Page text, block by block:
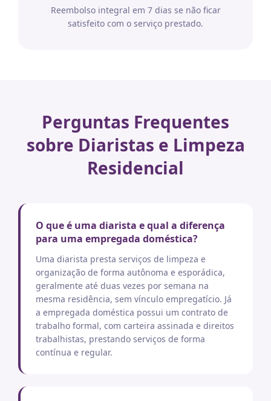
Reembolso integral em 7 dias se não ficar
satisfeito com o serviço prestado.
Perguntas Frequentes
sobre Diaristas e Limpeza
Residencial
O que é uma diarista e qual a diferença
para uma empregada doméstica?
Uma diarista presta serviços de limpeza e
organização de forma autônoma e esporádica,
geralmente até duas vezes por semana na
mesma residência, sem vínculo empregatício. Já
a empregada doméstica possui um contrato de
trabalho formal, com carteira assinada e direitos
trabalhistas, prestando serviços de forma
contínua e regular.